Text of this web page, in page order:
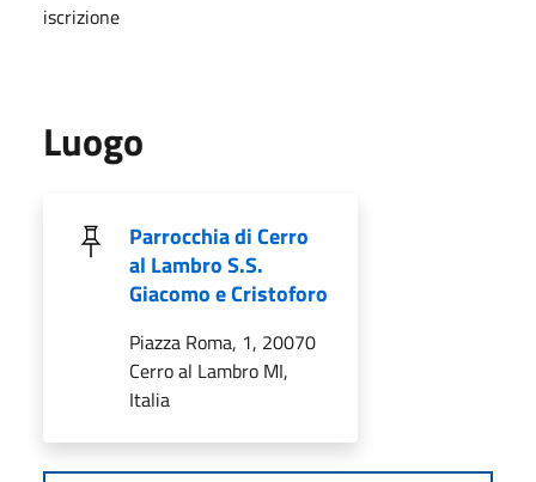
iscrizione
Luogo
Parrocchia di Cerro
al Lambro S.S.
Giacomo e Cristoforo
Piazza Roma, 1, 20070
Cerro al Lambro MI,
Italia